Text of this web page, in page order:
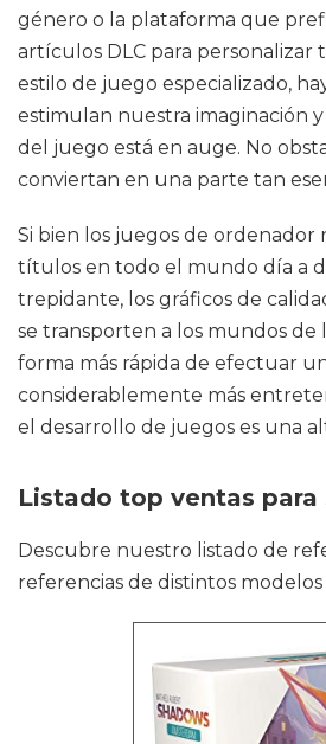
género o la plataforma que
artículos DLC para personalizar
estilo de juego especializado,
estimulan nuestra imaginación
del juego está en auge. No
conviertan en una parte tan
Si bien los juegos de
títulos en todo el mundo día a
trepidante, los gráficos de
se transporten a los mundos de
forma más rápida de efectuar
considerablemente más
el desarrollo de juegos es una
Listado top ventas
Descubre nuestro listado de
referencias de distintos